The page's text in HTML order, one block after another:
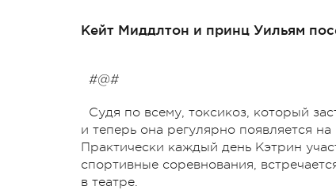
Кейт Миддлтон и принц Уильям
#@#
Судя по всему, токсикоз, который
и теперь она регулярно появляется
Практически каждый день Кэтрин
спортивные соревнования,
в театре.